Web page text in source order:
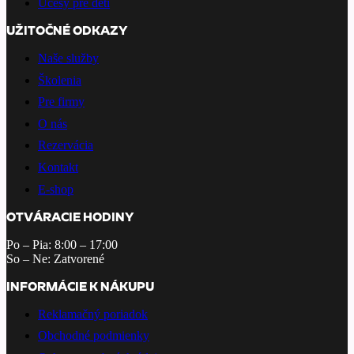
Účesy pre deti
UŽITOČNÉ ODKAZY
Naše služby
Školenia
Pre firmy
O nás
Rezervácia
Kontakt
E-shop
OTVÁRACIE HODINY
Po – Pia: 8:00 – 17:00
So – Ne: Zatvorené
INFORMÁCIE K NÁKUPU
Reklamačný poriadok
Obchodné podmienky